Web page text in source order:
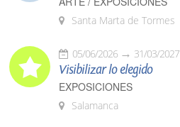
Santa Marta de Tormes
05/06/2026 31/03/2027
Visibilizar lo elegido
EXPOSICIONES
Salamanca